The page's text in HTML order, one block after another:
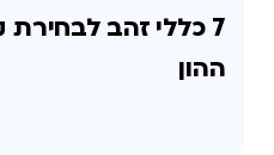
7 כללי זהב
ההון